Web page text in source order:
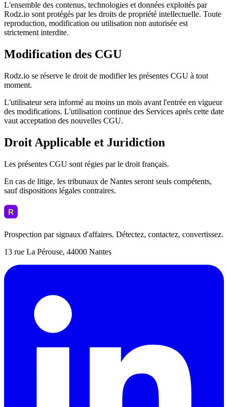
L'ensemble des contenus, technologies et données exploités par
Rodz.io sont protégés par les droits de propriété intellectuelle. Toute
reproduction, modification ou utilisation non autorisée est
strictement interdite.
Modification des CGU
Rodz.io se réserve le droit de modifier les présentes CGU à tout
moment.
L'utilisateur sera informé au moins un mois avant l'entrée en vigueur
des modifications. L'utilisation continue des Services après cette date
vaut acceptation des nouvelles CGU.
Droit Applicable et Juridiction
Les présentes CGU sont régies par le droit français.
En cas de litige, les tribunaux de Nantes seront seuls compétents,
sauf dispositions légales contraires.
Prospection par signaux d'affaires. Détectez, contactez, convertissez.
13 rue La Pérouse, 44000 Nantes